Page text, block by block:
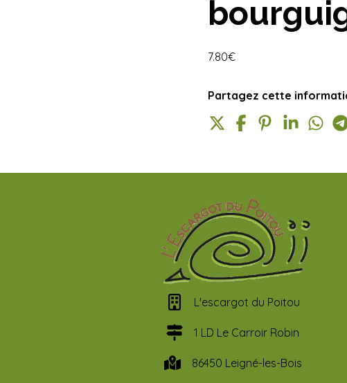
7.80€
Partagez cette
L'escargot du Poitou
1 LD Le Carroir Robin
86450 Leigné-les-Bois